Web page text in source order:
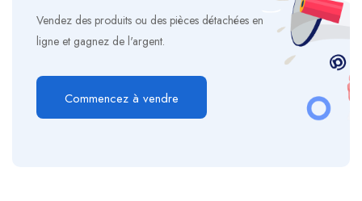
Vendez des produits ou des pièces détachées en
ligne et gagnez de l'argent.
Commencez à vendre